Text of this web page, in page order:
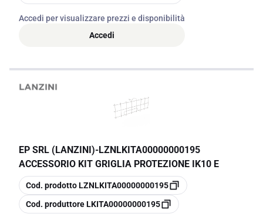
Accedi per visualizzare prezzi e disponibilità
Accedi
EP SRL (LANZINI)-LZNLKITA00000000195
ACCESSORIO KIT GRIGLIA PROTEZIONE IK10 E
copia
Cod. prodottoLZNLKITA00000000195
copia
Cod. produttoreLKITA00000000195